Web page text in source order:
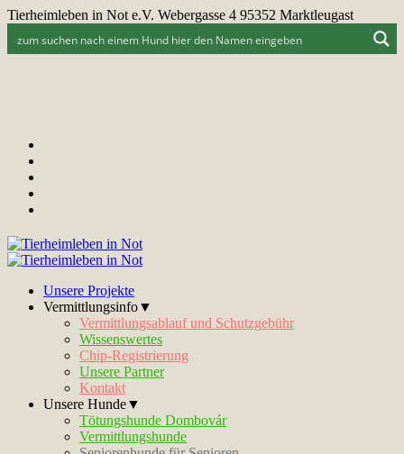
Tierheimleben in Not e.V. Webergasse 4 95352 Marktleugast
Unsere Projekte
Vermittlungsinfo▼
Vermittlungsablauf und Schutzgebühr
Wissenswertes
Chip-Registrierung
Unsere Partner
Kontakt
Unsere Hunde▼
Tötungshunde Dombovár
Vermittlungshunde